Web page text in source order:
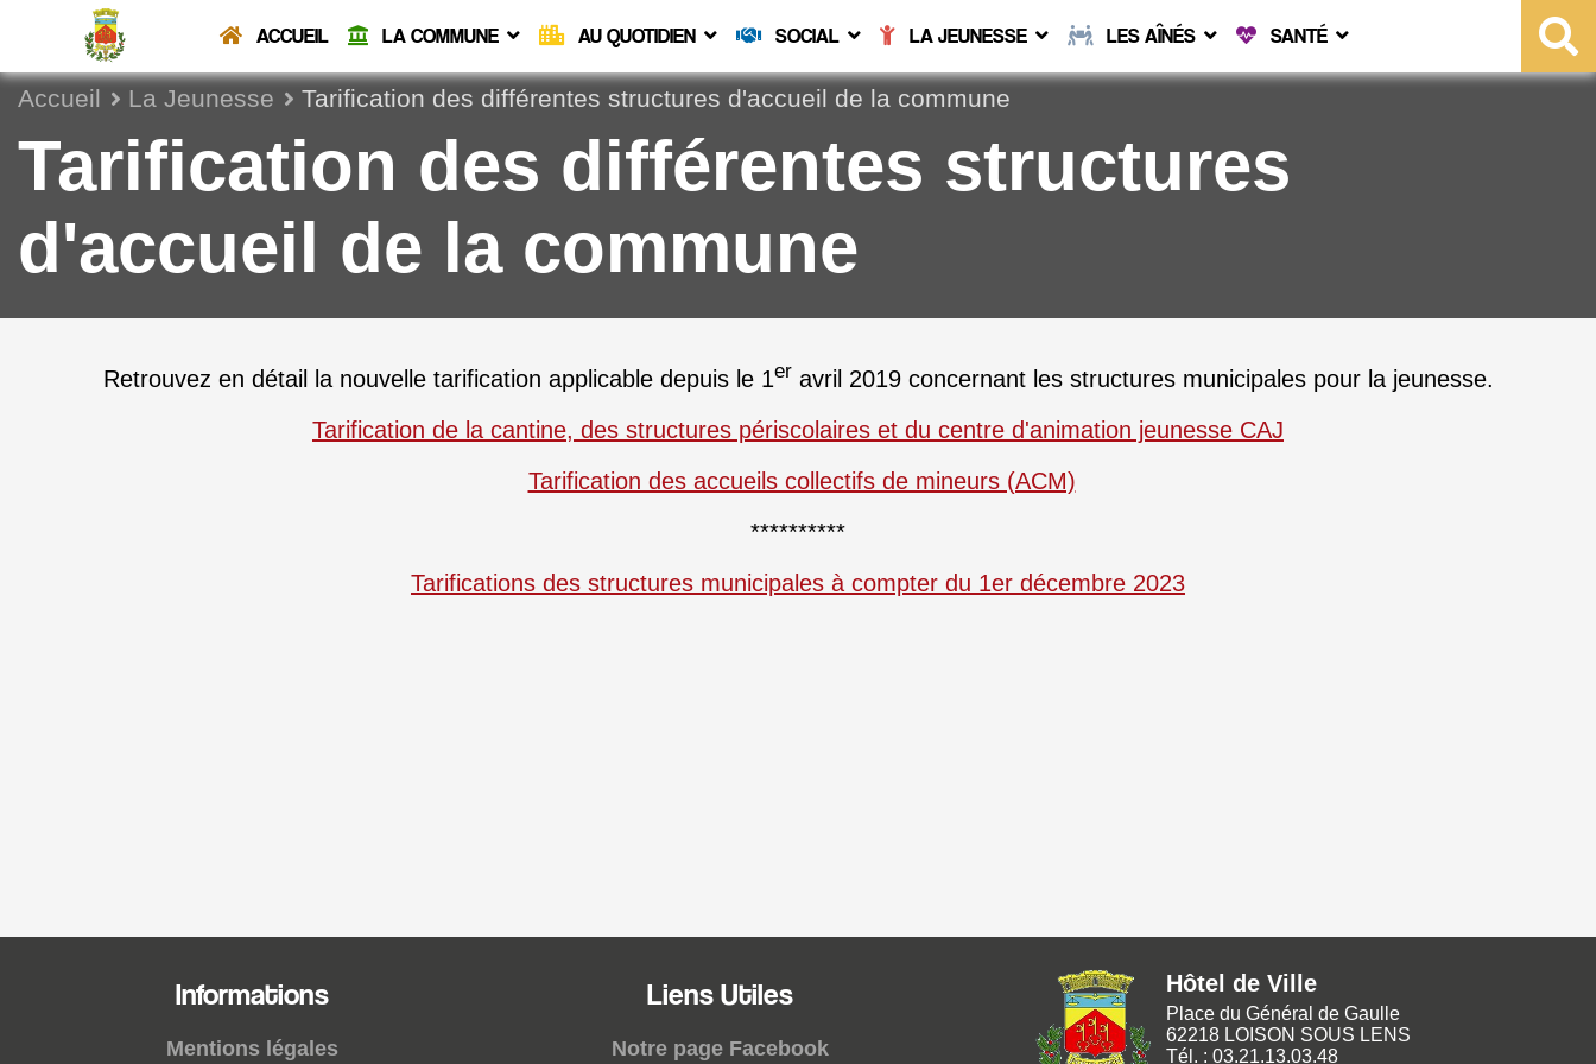
ACCUEIL LA COMMUNE AU QUOTIDIEN SOCIAL LA JEUNESSE LES AÎNÉS SANTÉ
Accueil La Jeunesse Tarification des différentes structures d'accueil de la commune
Tarification des différentes structures
d'accueil de la commune
Retrouvez en détail la nouvelle tarification applicable depuis le 1eravril 2019 concernant les structures municipales pour la jeunesse.
Tarification de la cantine, des structures périscolaires et du centre d'animation jeunesse CAJ
Tarification des accueils collectifs de mineurs (ACM)
**********
Tarifications des structures municipales à compter du 1er décembre 2023
Informations
Mentions légales
Liens Utiles
Notre page Facebook
Hôtel de Ville
Place du Général de Gaulle
62218 LOISON SOUS LENS
Tél. : 03.21.13.03.48